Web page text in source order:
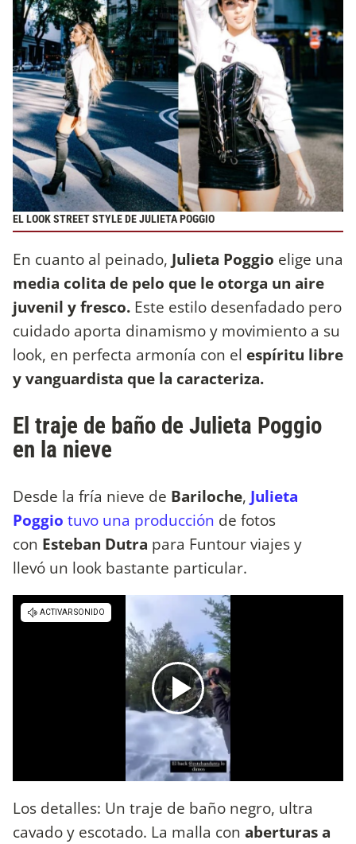
EL LOOK STREET STYLE DE JULIETA POGGIO
En cuanto al peinado, Julieta Poggio elige una
media colita de pelo que le otorga un aire
juvenil y fresco. Este estilo desenfadado pero
cuidado aporta dinamismo y movimiento a su
look, en perfecta armonía con el espíritu libre
y vanguardista que la caracteriza.
El traje de baño de Julieta Poggio
en la nieve
Desde la fría nieve de Bariloche, Julieta
Poggio tuvo una producción de fotos
con Esteban Dutra para Funtour viajes y
llevó un look bastante particular.
Los detalles: Un traje de baño negro, ultra
cavado y escotado. La malla con aberturas a